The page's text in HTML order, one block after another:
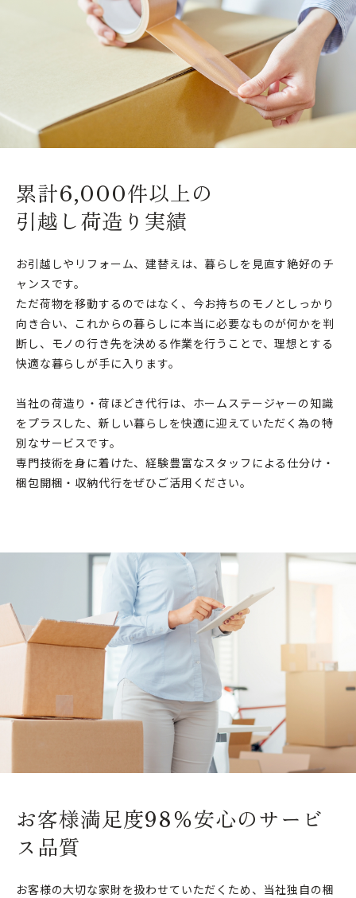
累計6,000件以上の
引越し荷造り実績
お引越しやリフォーム、建替えは、暮らしを⾒直す絶好のチ
ャンスです。
ただ荷物を移動するのではなく、今お持ちのモノとしっかり
向き合い、これからの暮らしに本当に必要なものが何かを判
断し、モノの⾏き先を決める作業を行うことで、理想とする
快適な暮らしが手に入ります。
当社の荷造り・荷ほどき代行は、ホームステージャーの知識
をプラスした、新しい暮らしを快適に迎えていただく為の特
別なサービスです。
専⾨技術を身に着けた、経験豊富なスタッフによる仕分け・
梱包開梱・収納代行をぜひご活用ください。
お客様満足度98％安心のサービ
ス品質
お客様の大切な家財を扱わせていただくため、当社独⾃の梱